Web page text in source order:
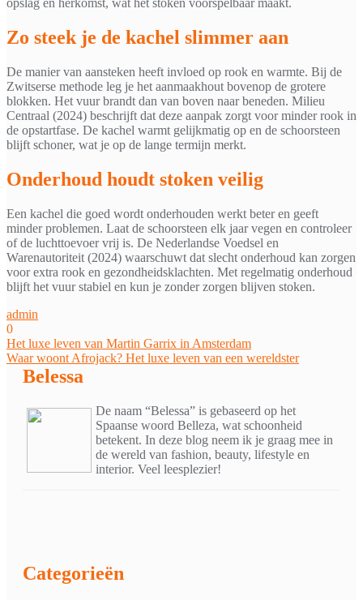
opslag en herkomst, wat het stoken voorspelbaar maakt.
Zo steek je de kachel slimmer aan
De manier van aansteken heeft invloed op rook en warmte. Bij de
Zwitserse methode leg je het aanmaakhout bovenop de grotere
blokken. Het vuur brandt dan van boven naar beneden. Milieu
Centraal (2024) beschrijft dat deze aanpak zorgt voor minder rook in
de opstartfase. De kachel warmt gelijkmatig op en de schoorsteen
blijft schoner, wat je op de lange termijn merkt.
Onderhoud houdt stoken veilig
Een kachel die goed wordt onderhouden werkt beter en geeft
minder problemen. Laat de schoorsteen elk jaar vegen en controleer
of de luchttoevoer vrij is. De Nederlandse Voedsel en
Warenautoriteit (2024) waarschuwt dat slecht onderhoud kan zorgen
voor extra rook en gezondheidsklachten. Met regelmatig onderhoud
blijft het vuur stabiel en kun je zonder zorgen blijven stoken.
admin
0
Bericht
navigatie
Het luxe leven van Martin Garrix in Amsterdam
Waar woont Afrojack? Het luxe leven van een wereldster
Belessa
De naam “Belessa” is gebaseerd op het
Spaanse woord Belleza, wat schoonheid
betekent. In deze blog neem ik je graag mee in
de wereld van fashion, beauty, lifestyle en
interior. Veel leesplezier!
Categorieën